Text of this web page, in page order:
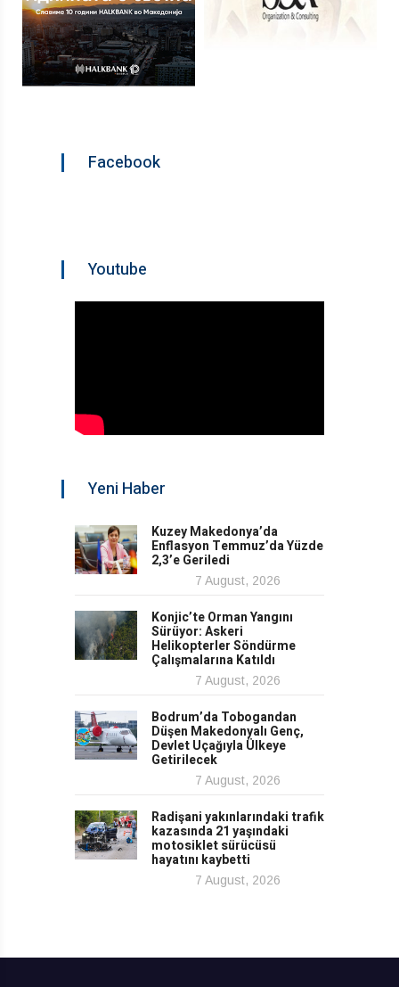
Facebook
Youtube
Yeni Haber
Kuzey Makedonya’da
Enflasyon Temmuz’da Yüzde
2,3’e Geriledi
7 August, 2026
Konjic’te Orman Yangını
Sürüyor: Askeri
Helikopterler Söndürme
Çalışmalarına Katıldı
7 August, 2026
Bodrum’da Tobogandan
Düşen Makedonyalı Genç,
Devlet Uçağıyla Ülkeye
Getirilecek
7 August, 2026
Radişani yakınlarındaki trafik
kazasında 21 yaşındaki
motosiklet sürücüsü
hayatını kaybetti
7 August, 2026